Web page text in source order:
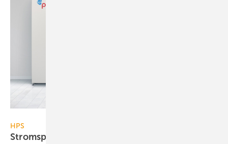
HPS
Stromspeicher: neue Generation von picea mit